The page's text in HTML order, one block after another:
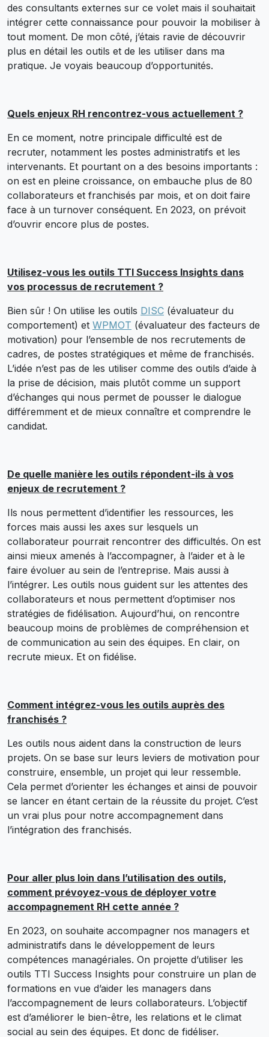
des consultants externes sur ce volet mais il souhaitait
intégrer cette connaissance pour pouvoir la mobiliser à
tout moment. De mon côté, j’étais ravie de découvrir
plus en détail les outils et de les utiliser dans ma
pratique. Je voyais beaucoup d’opportunités.
Quels enjeux RH rencontrez-vous actuellement ?
En ce moment, notre principale difficulté est de
recruter, notamment les postes administratifs et les
intervenants. Et pourtant on a des besoins importants :
on est en pleine croissance, on embauche plus de 80
collaborateurs et franchisés par mois, et on doit faire
face à un turnover conséquent. En 2023, on prévoit
d’ouvrir encore plus de postes.
Utilisez-vous les outils TTI Success Insights dans
vos processus de recrutement ?
Bien sûr ! On utilise les outils DISC (évaluateur du
comportement) et WPMOT (évaluateur des facteurs de
motivation) pour l’ensemble de nos recrutements de
cadres, de postes stratégiques et même de franchisés.
L’idée n’est pas de les utiliser comme des outils d’aide à
la prise de décision, mais plutôt comme un support
d’échanges qui nous permet de pousser le dialogue
différemment et de mieux connaître et comprendre le
candidat.
De quelle manière les outils répondent-ils à vos
enjeux de recrutement ?
Ils nous permettent d’identifier les ressources, les
forces mais aussi les axes sur lesquels un
collaborateur pourrait rencontrer des difficultés. On est
ainsi mieux amenés à l’accompagner, à l’aider et à le
faire évoluer au sein de l’entreprise. Mais aussi à
l’intégrer. Les outils nous guident sur les attentes des
collaborateurs et nous permettent d’optimiser nos
stratégies de fidélisation. Aujourd’hui, on rencontre
beaucoup moins de problèmes de compréhension et
de communication au sein des équipes. En clair, on
recrute mieux. Et on fidélise.
Comment intégrez-vous les outils auprès des
franchisés ?
Les outils nous aident dans la construction de leurs
projets. On se base sur leurs leviers de motivation pour
construire, ensemble, un projet qui leur ressemble.
Cela permet d’orienter les échanges et ainsi de pouvoir
se lancer en étant certain de la réussite du projet. C’est
un vrai plus pour notre accompagnement dans
l’intégration des franchisés.
Pour aller plus loin dans l’utilisation des outils,
comment prévoyez-vous de déployer votre
accompagnement RH cette année ?
En 2023, on souhaite accompagner nos managers et
administratifs dans le développement de leurs
compétences managériales. On projette d’utiliser les
outils TTI Success Insights pour construire un plan de
formations en vue d’aider les managers dans
l’accompagnement de leurs collaborateurs. L’objectif
est d’améliorer le bien-être, les relations et le climat
social au sein des équipes. Et donc de fidéliser.